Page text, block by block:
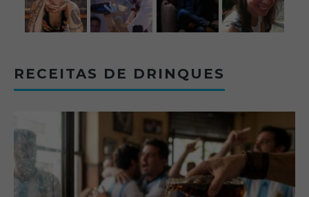
RECEITAS DE DRINQUES